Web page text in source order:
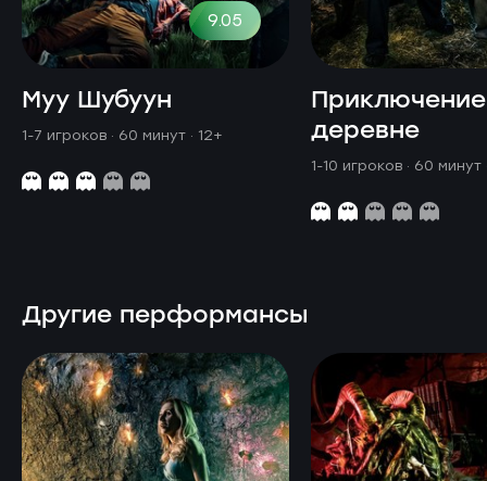
9.05
Муу Шубуун
1-7 игроков · 60 минут · 12+
деревне
1-10 игроков · 60 минут
Другие перформансы